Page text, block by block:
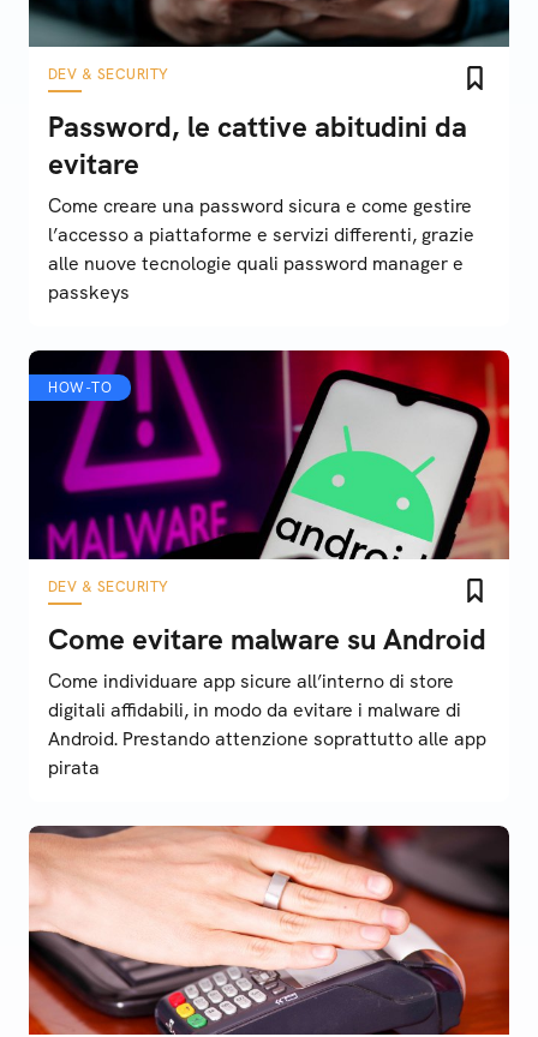
DEV & SECURITY
Password, le cattive abitudini da
evitare
Come creare una password sicura e come gestire
l’accesso a piattaforme e servizi differenti, grazie
alle nuove tecnologie quali password manager e
passkeys
HOW-TO
DEV & SECURITY
Come evitare malware su Android
Come individuare app sicure all’interno di store
digitali affidabili, in modo da evitare i malware di
Android. Prestando attenzione soprattutto alle app
pirata